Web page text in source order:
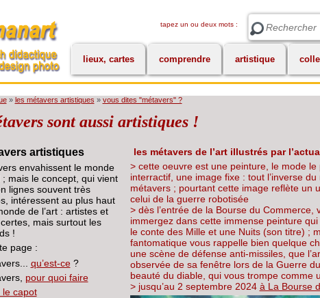
tapez un ou deux mots : Rechercher
lieux, cartes comprendre artistique
» les métavers artistiques » vous dites "métavers" ?
sont aussi artistiques !
artistiques
envahissent le monde
; mais le concept, qui vient
lignes souvent très
intéressent au plus haut
de l’art : artistes et
mais surtout les
!
page :
qu’est-ce?
pour quoi faire
le capot
les métavers de l’art illustrés par
> cette oeuvre est une peinture, le mode le
interractif, une image fixe : tout l’inverse du
métavers ; pourtant cette image reflète un
celui de la guerre robotisée
> dès l’entrée de la Bourse du Commerce,
immergez dans cette immense peinture
le conte des Mille et une Nuits (son titre) ;
fantomatique vous rappelle bien quelque
une scène de défense anti-missiles, que
observée de sa fenêtre lors de la Guerre
beauté du diable, qui vous trompe comme
> jusqu’au 2 septembre 2024 à La Bourse